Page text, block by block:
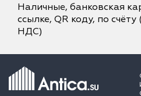
Наличные, банковская
ссылке, QR коду, по счёту
НДС)